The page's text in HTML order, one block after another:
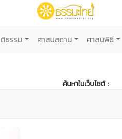
ธรรม ศาสนสถาน ศาสนพิธี
ค้นหาในเว็บไซต์ :